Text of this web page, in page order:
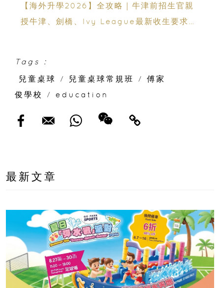
【海外升學2026】全攻略｜牛津前招生官親
授牛津、劍橋、Ivy League最新收生要求｜
Tags :
兒童桌球
/ 兒童桌球常規班 /
傅家
俊學校
/ education
最新文章